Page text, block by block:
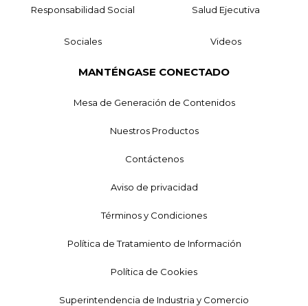
Responsabilidad Social Salud Ejecutiva
Sociales Videos
MANTÉNGASE CONECTADO
Mesa de Generación de Contenidos
Nuestros Productos
Contáctenos
Aviso de privacidad
Términos y Condiciones
Política de Tratamiento de Información
Política de Cookies
Superintendencia de Industria y Comercio